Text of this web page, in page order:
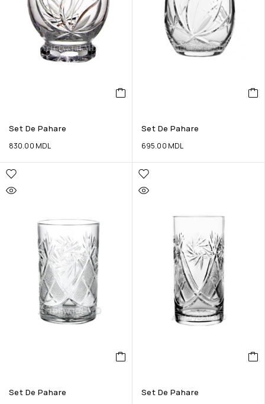
Set De Pahare
830.00 MDL
Set De Pahare
695.00 MDL
Set De Pahare Set De Pahare